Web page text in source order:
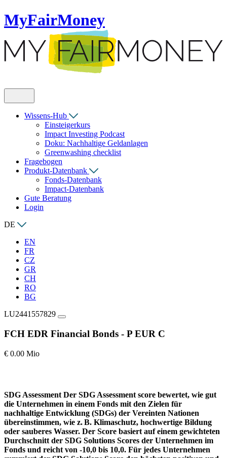
MyFairMoney
Wissens-Hub
Einsteigerkurs
Impact Investing Podcast
Doku: Nachhaltige Geldanlagen
Greenwashing checklist
Fragebogen
Produkt-Datenbank
Fonds-Datenbank
Impact-Datenbank
Gute Beratung
Login
DE
EN
FR
CZ
GR
CH
RO
BG
LU2441557829
FCH EDR Financial Bonds - P EUR C
€ 0.00 Mio
SDG Assessment Der SDG Assessment score bewertet, wie gut
die Unternehmen in einem Fonds mit den Zielen für
nachhaltige Entwicklung (SDGs) der Vereinten Nationen
übereinstimmen, wie z. B. Klimaschutz, hochwertige Bildung
oder sauberes Wasser. Der Score basiert auf einem gewichteten
Durchschnitt der SDG Solutions Scores der Unternehmen im
Fonds und reicht von -10,0 bis 10,0. Für jedes Unternehmen